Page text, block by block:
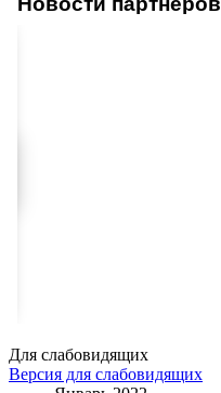
Для слабовидящих
Версия для слабовидящих